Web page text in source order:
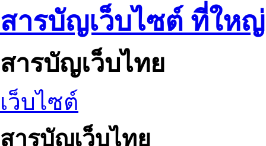
สารบัญเว็บไซต์ ที่ให
สารบัญเว็บไทย
เว็บไซต์
สารบัญเว็บไทย